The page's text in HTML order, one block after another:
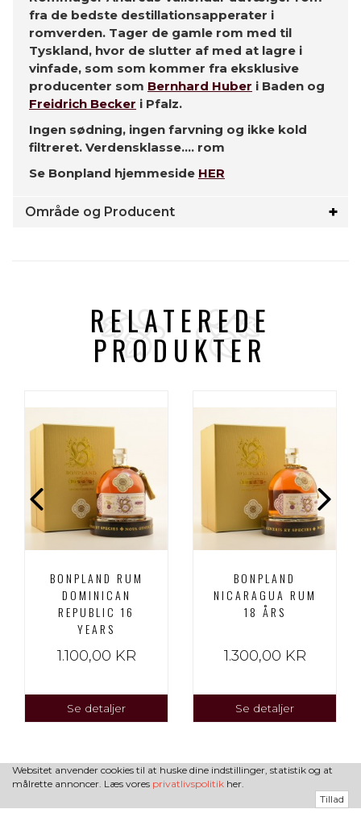
fra de bedste destillationsapperater i
romverden. Tager de gamle rom med til
Tyskland, hvor de slutter af med at lagre i
vinfade, som som kommer fra eksklusive
producenter som Bernhard Huber i Baden og
Freidrich Becker i Pfalz.
Ingen sødning, ingen farvning og ikke kold
filtreret. Verdensklasse.... rom
Se Bonpland hjemmeside HER
Område og Producent
RELATEREDE
PRODUKTER
BONPLAND RUM
DOMINICAN
REPUBLIC 16
YEARS
1.100,00 KR
Se detaljer
BONPLAND
NICARAGUA RUM
18 ÅRS
1.300,00 KR
Se detaljer
Websitet anvender cookies til at huske dine indstillinger, statistik og at
målrette annoncer. Læs vores privatlivspolitik her.
Tillad